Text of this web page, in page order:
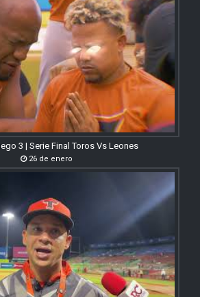
3 | Serie Final Toros Vs Leones
26 de enero